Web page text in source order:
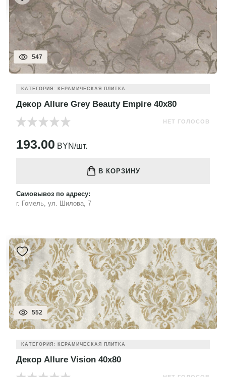
547
КАТЕГОРИЯ: КЕРАМИЧЕСКАЯ ПЛИТКА
Декор Allure Grey Beauty Empire 40x80
НЕТ ГОЛОСОВ
193.00 BYN/шт.
В КОРЗИНУ
Самовывоз по адресу:
г. Гомель, ул. Шилова, 7
552
КАТЕГОРИЯ: КЕРАМИЧЕСКАЯ ПЛИТКА
Декор Allure Vision 40x80